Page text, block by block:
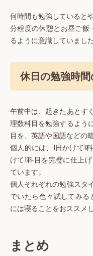
何時間も勉強していると
分程度の休憩とお昼ご飯
るように意識していました
休日の勉強時
午前中は、起きたあとす
理数科目を勉強するよう
目を、英語や国語などの
個人的には、1日かけて1
けて1科目を完璧に仕上
ています。
個人それぞれの勉強スタ
でいたら色々試してみる
には寝ることをおススメ
まとめ